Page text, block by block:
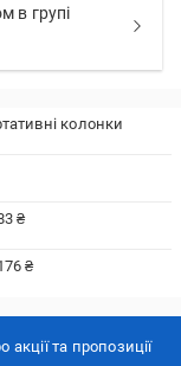
в групі
колонки
₴
₴
та пропозиції